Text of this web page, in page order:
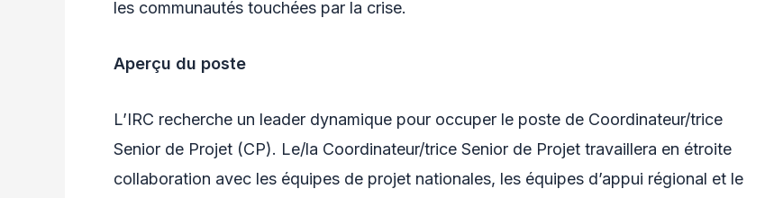
les communautés touchées par la crise.
Aperçu du poste
L’IRC recherche un leader dynamique pour occuper le poste de Coordinateur/trice
Senior de Projet (CP). Le/la Coordinateur/trice Senior de Projet travaillera en étroite
collaboration avec les équipes de projet nationales, les équipes d’appui régional et le